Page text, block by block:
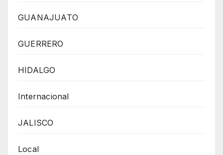
GUANAJUATO
GUERRERO
HIDALGO
Internacional
JALISCO
Local